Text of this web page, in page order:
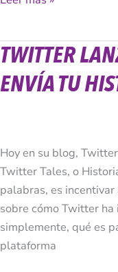
TWITTER
ENVÍA TU
Hoy en su blog,
Twitter Tales, o
palabras, es
sobre cómo Twitter ha
simplemente, qué es
plataforma
Twitter
Twitter
tu
Historia